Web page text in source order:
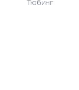
Тюбинг